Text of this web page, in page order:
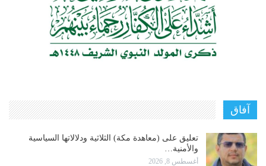
آفاق
تعليق على (معاهدة مكة) الثلاثية ودلالاتها السياسية
والأمنية…
أغسطس 8, 2026